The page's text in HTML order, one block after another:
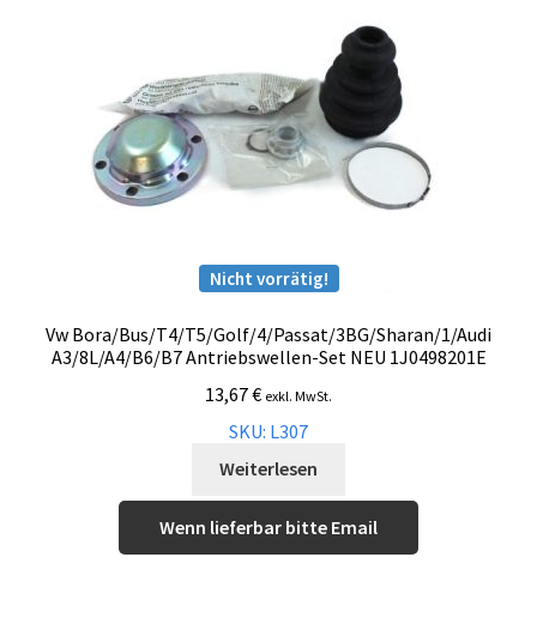
Nicht vorrätig!
Vw Bora/Bus/T4/T5/Golf/4/Passat/3BG/Sharan/1/Audi
A3/8L/A4/B6/B7 Antriebswellen-Set NEU 1J0498201E
13,67€ exkl. MwSt.
SKU: L307
Weiterlesen
Wenn lieferbar bitte Email